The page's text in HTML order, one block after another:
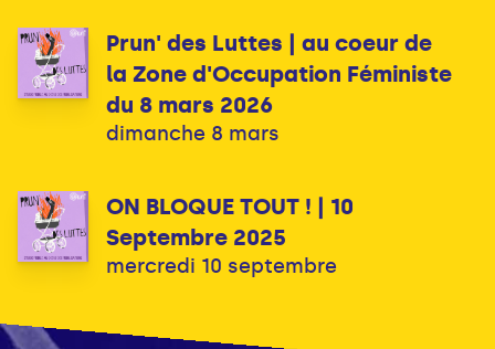
Prun' des Luttes | au coeur de
la Zone d'Occupation Féministe
du 8 mars 2026
dimanche 8 mars
ON BLOQUE TOUT ! | 10
Septembre 2025
mercredi 10 septembre